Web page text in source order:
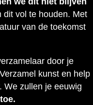
dit vol te houden. Met
van de toekomst
door je
kunst en help
We zullen je eeuwig